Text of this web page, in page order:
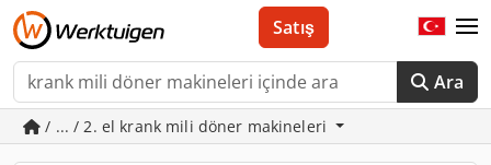
Ara
Satış
/ ... / 2. el krank mili döner makineleri